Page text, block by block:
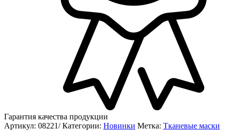
Гарантия качества продукции
Артикул: 08221/ Категории: Новинки Метка: Тканевые маски